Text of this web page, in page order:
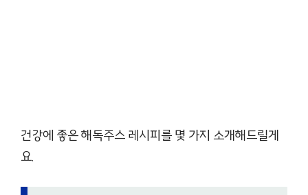
건강에 좋은 해독주스 레시피를 몇 가지 소개해드릴게
요.